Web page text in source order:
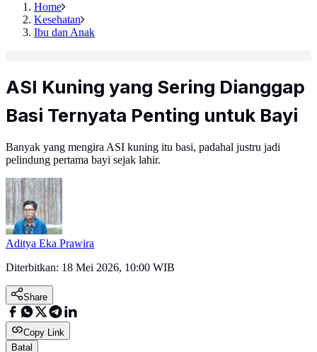
Home
Kesehatan
Ibu dan Anak
ASI Kuning yang Sering Dianggap
Basi Ternyata Penting untuk Bayi
Banyak yang mengira ASI kuning itu basi, padahal justru jadi
pelindung pertama bayi sejak lahir.
Aditya Eka Prawira
Diterbitkan: 18 Mei 2026, 10:00 WIB
Share
Copy Link
Batal